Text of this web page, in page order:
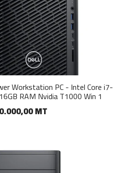
Workstation PC - Intel Core i7-
RAM Nvidia T1000 Win 1
MT